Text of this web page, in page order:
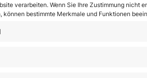
verarbeiten. Wenn Sie Ihre Zustimmung nicht
können bestimmte Merkmale und Funktionen